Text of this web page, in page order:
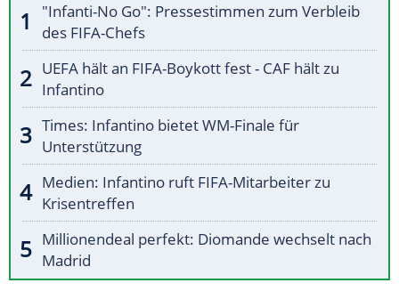
"Infanti-No Go": Pressestimmen zum Verbleib
des FIFA-Chefs
UEFA hält an FIFA-Boykott fest - CAF hält zu
Infantino
Times: Infantino bietet WM-Finale für
Unterstützung
Medien: Infantino ruft FIFA-Mitarbeiter zu
Krisentreffen
Millionendeal perfekt: Diomande wechselt nach
Madrid